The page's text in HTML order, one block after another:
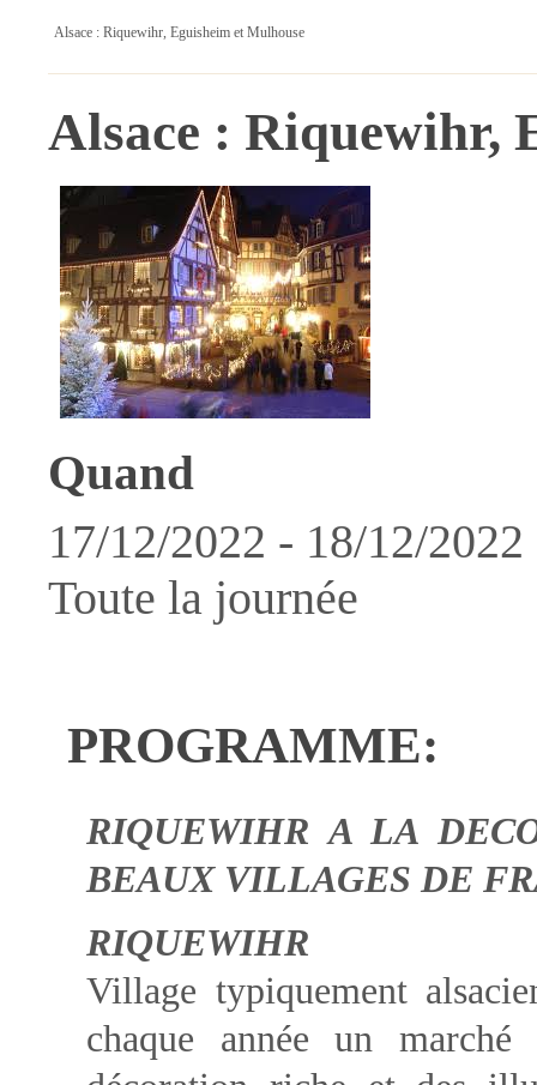
Alsace : Riquewihr, Eguisheim et Mulhouse
Alsace : Riquewihr,
Quand
17/12/2022 - 18/12/
Toute la journée
PROGRAMME:
RIQUEWIHR A LA
BEAUX VILLAGES DE
RIQUEWIHR
Village typiquement
chaque année un